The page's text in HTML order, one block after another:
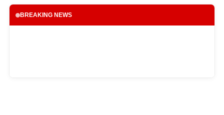
BREAKING NEWS